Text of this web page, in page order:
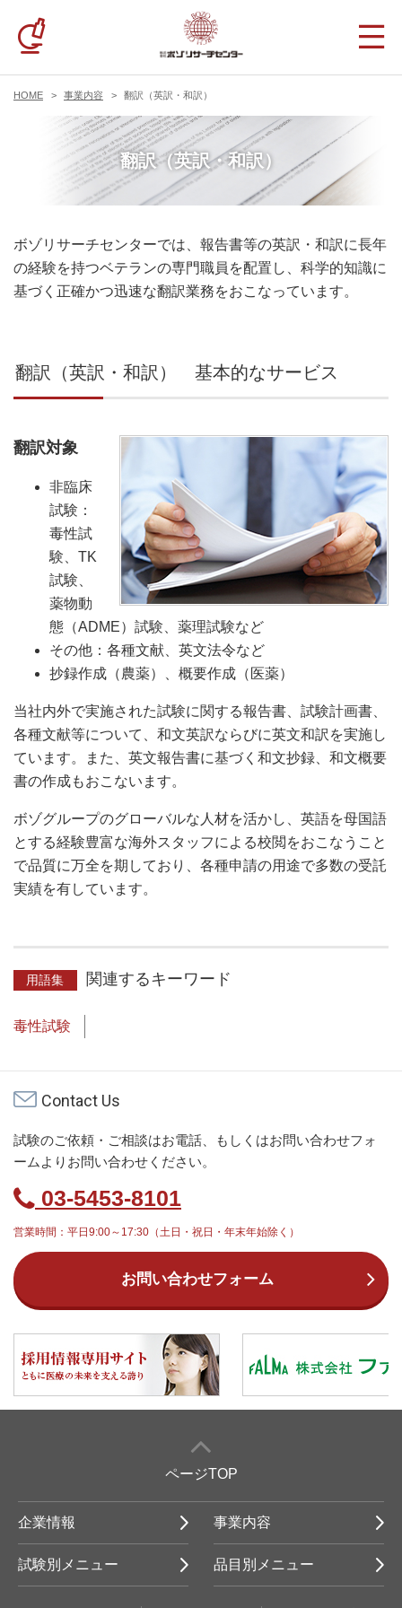
HOME 事業内容 翻訳（英訳・和訳）
翻訳（英訳・和訳）
ボゾリサーチセンターでは、報告書等の英訳・和訳に長年
の経験を持つベテランの専門職員を配置し、科学的知識に
基づく正確かつ迅速な翻訳業務をおこなっています。
翻訳（英訳・和訳） 基本的なサービス
翻訳対象
非臨床
試験：
毒性試
験、TK
試験、
薬物動
態（ADME）試験、薬理試験など
その他：各種文献、英文法令など
抄録作成（農薬）、概要作成（医薬）
当社内外で実施された試験に関する報告書、試験計画書、
各種文献等について、和文英訳ならびに英文和訳を実施し
ています。また、英文報告書に基づく和文抄録、和文概要
書の作成もおこないます。
ボゾグループのグローバルな人材を活かし、英語を母国語
とする経験豊富な海外スタッフによる校閲をおこなうこと
で品質に万全を期しており、各種申請の用途で多数の受託
実績を有しています。
用語集 関連するキーワード
毒性試験
Contact Us
試験のご依頼・ご相談はお電話、もしくはお問い合わせフォ
ームよりお問い合わせください。
03-5453-8101
営業時間：平日9:00～17:30（土日・祝日・年末年始除く）
お問い合わせフォーム
ページTOP
企業情報 事業内容
試験別メニュー 品目別メニュー